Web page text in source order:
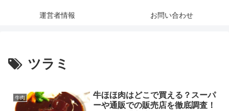
運営者情報 お問い合わせ
ツラミ
牛肉
牛ほほ肉はどこで買える？スーパ
ーや通販での販売店を徹底調査！